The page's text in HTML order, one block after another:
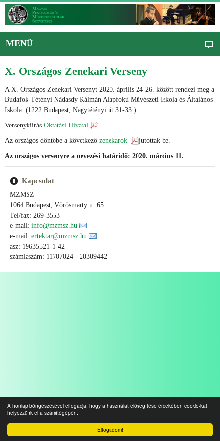
Elfogadom!
A honlap böngészésével elfogadja, hogy a használat elősegítése érdekében cookie-kat
helyezzünk el a számítógépén.
MENÜ
X. Országos Zenekari Verseny
A X. Országos Zenekari Versenyt 2020. április 24-26. között rendezi meg a
Budafok-Tétényi Nádasdy Kálmán Alapfokú Művészeti Iskola és Általános
Iskola. (1222 Budapest, Nagytétényi út 31-33.)
Versenykiírás Oktatási Hivatal
Az országos döntőbe a következő zenekarok jutottak be.
Az országos versenyre a nevezési határidő: 2020. március 11.
Kapcsolat
MZMSZ
1064 Budapest, Vörösmarty u. 65.
Tel/fax: 269-3553
e-mail: info@mzmsz.hu
e-mail: ertektar@mzmsz.hu
asz: 19635521-1-42
számlaszám: 11707024 - 20309442